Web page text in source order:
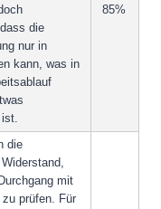
die
nur in
kann, was in
85%
die
mit
prüfen. Für